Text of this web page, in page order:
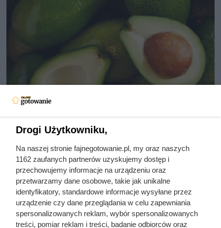
Uwaga na toksyczną persinę! Ten
popularny owoc może być
śmiertelnie groźny dla Twojego
pupila
Awokado: zdrowy tłuszcz czy kaloryczna pułapka?
Drogi Użytkowniku,
Na naszej stronie fajnegotowanie.pl, my oraz naszych
1162 zaufanych partnerów uzyskujemy dostęp i
przechowujemy informacje na urządzeniu oraz
przetwarzamy dane osobowe, takie jak unikalne
identyfikatory, standardowe informacje wysyłane przez
urządzenie czy dane przeglądania w celu zapewniania
spersonalizowanych reklam, wybór spersonalizowanych
treści, pomiar reklam i treści, badanie odbiorców oraz